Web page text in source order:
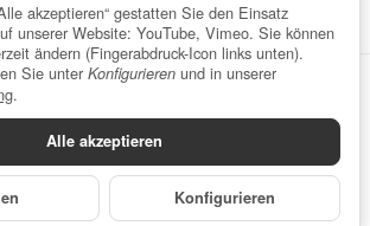
Vertrag widerrufen
•Impressum
inkl. gesetzlicher USt., zzgl.Versand
akzeptieren“ gestatten Sie den Einsatz
unserer Website: YouTube, Vimeo. Sie können
ändern (Fingerabdruck-Icon links unten).
Sie unter Konfigurieren und in unserer
.
Alle akzeptieren
Konfigurieren